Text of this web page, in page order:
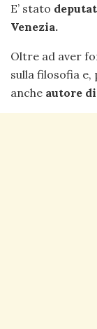
E’ stato
Venezia.
Oltre ad aver
sulla filosofia e,
anche autore